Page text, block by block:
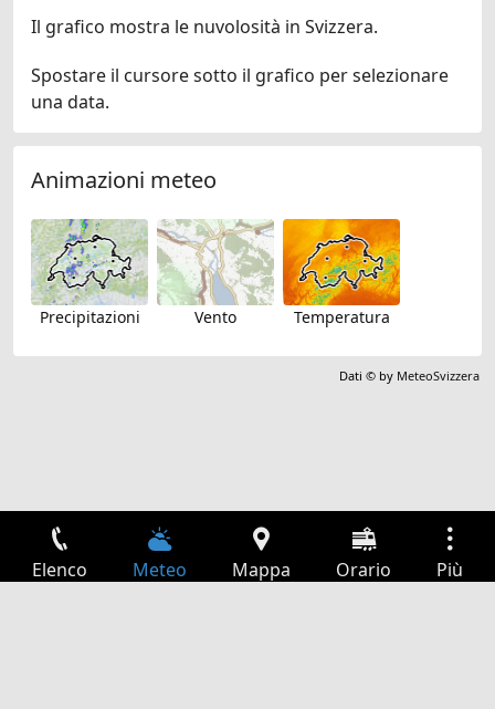
Il grafico mostra le nuvolosità in Svizzera.
Spostare il cursore sotto il grafico per selezionare
una data.
Animazioni meteo
Precipitazioni Vento Temperatura
Dati © by MeteoSvizzera
Elenco Meteo Mappa Orario Più